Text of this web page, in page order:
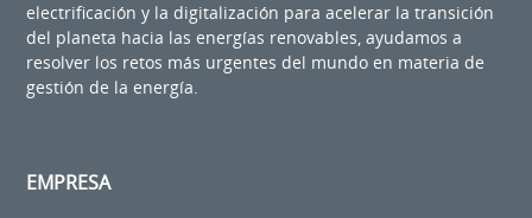
electrificación y la digitalización para acelerar la transición
del planeta hacia las energías renovables, ayudamos a
resolver los retos más urgentes del mundo en materia de
gestión de la energía.
EMPRESA